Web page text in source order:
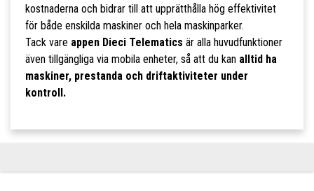
kostnaderna och bidrar till att upprätthålla hög effektivitet
för både enskilda maskiner och hela maskinparker.
Tack vare appen Dieci Telematics är alla huvudfunktioner
även tillgängliga via mobila enheter, så att du kan alltid ha
maskiner, prestanda och driftaktiviteter under
kontroll.